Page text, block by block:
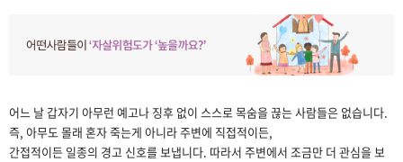
어느 날 갑자기 아무런 예고나 징후 없이 스스로 목숨을 끊는 사람들은 없습니다.
즉, 아무도 몰래 혼자 죽는게 아니라 주변에 직접적이든,
간접적이든 일종의 경고 신호를 보냅니다. 따라서 주변에서 조금만 더 관심을 보